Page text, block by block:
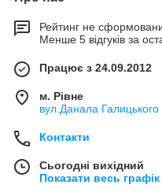
Рейтинг не
Менше 5 відгуків за
Працює з 24.09.2012
м. Рівне
вул.Данала Галицького
Контакти
Сьогодні вихідний
Показати весь